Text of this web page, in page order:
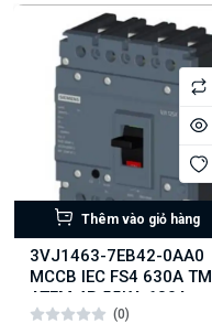
Thêm vào giỏ hàng
3VJ1463-7EB42-0AA0
MCCB IEC FS4 630A TM
ATFM 4P 55KA 630A
(0)